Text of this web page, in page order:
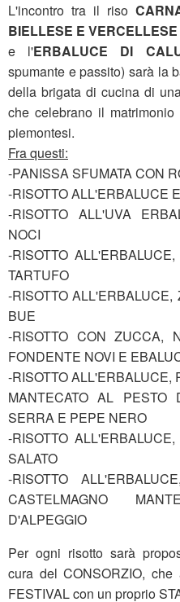
L'incontro tra il riso
BIELLESE E VERCELLESE
e l'ERBALUCE DI
spumante e passito) sarà la
della brigata di cucina di
che celebrano il
piemontesi.
Fra questi:
-PANISSA SFUMATA CON
-RISOTTO ALL'ERBALUCE
-RISOTTO ALL'UVA
NOCI
-RISOTTO
TARTUFO
-RISOTTO
BUE
-RISOTTO CON ZUCCA,
FONDENTE NOVI E
-RISOTTO ALL'ERBALUCE,
MANTECATO AL
SERRA E PEPE NERO
-RISOTTO
SALATO
-RISOTTO
CASTELMAGNO
D'ALPEGGIO
Per ogni risotto sarà
cura del CONSORZIO,
FESTIVAL con un proprio